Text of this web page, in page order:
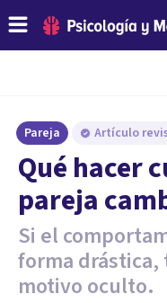
Pareja Artículo
Qué hacer
pareja
Si el
forma drástica,
motivo oculto.